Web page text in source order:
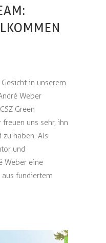
in unserem
Weber
Green
freuen uns sehr, ihn
haben. Als
und
Weber eine
fundiertem